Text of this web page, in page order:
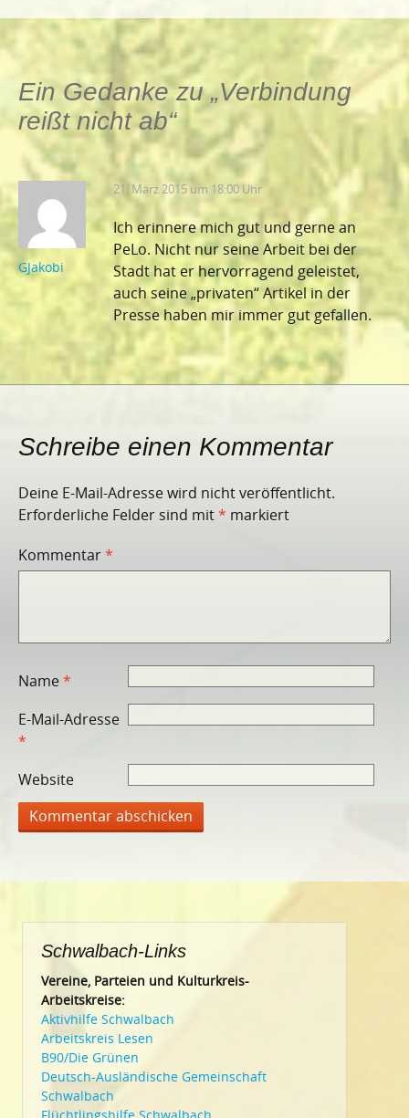
Ein Gedanke zu „Verbindung
reißt nicht ab“
GJakobi
21. März 2015 um 18:00 Uhr
Ich erinnere mich gut und gerne an
PeLo. Nicht nur seine Arbeit bei der
Stadt hat er hervorragend geleistet,
auch seine „privaten“ Artikel in der
Presse haben mir immer gut gefallen.
Schreibe einen Kommentar
Deine E-Mail-Adresse wird nicht veröffentlicht.
Erforderliche Felder sind mit* markiert
Kommentar*
Name*
E-Mail-Adresse
*
Website
Schwalbach-Links
Vereine, Parteien und Kulturkreis-
Arbeitskreise:
Aktivhilfe Schwalbach
Arbeitskreis Lesen
B90/Die Grünen
Deutsch-Ausländische Gemeinschaft
Schwalbach